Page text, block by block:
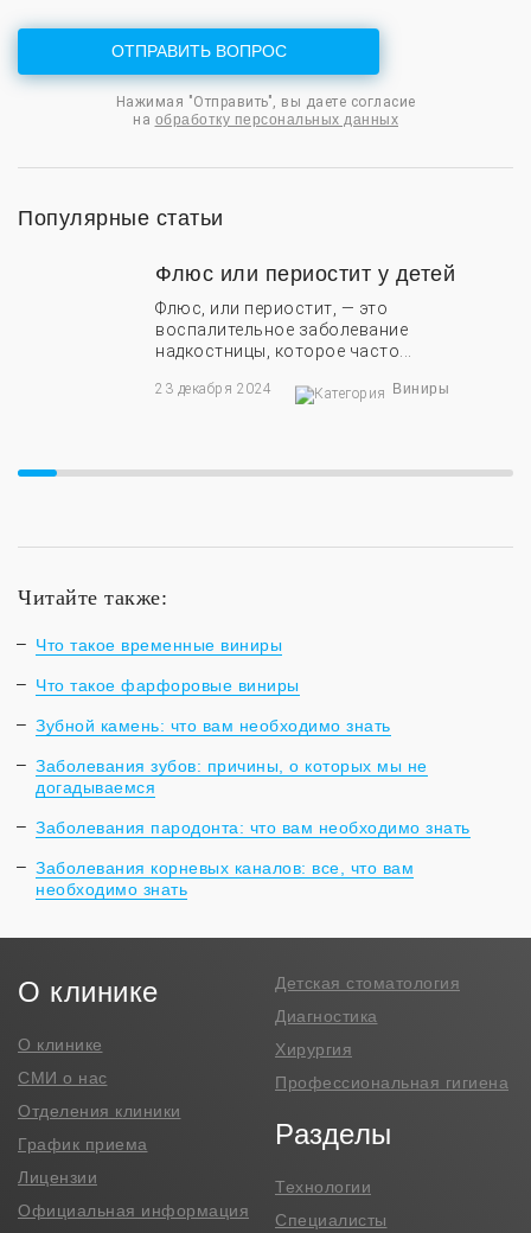
ОТПРАВИТЬ ВОПРОС
Нажимая "Отправить", вы даете согласие
на обработку персональных данных
Популярные статьи
Флюс или периостит у детей
Флюс, или периостит, — это
воспалительное заболевание
надкостницы, которое часто...
23 декабря 2024 Виниры
Читайте также:
Что такое временные виниры
Что такое фарфоровые виниры
Зубной камень: что вам необходимо знать
Заболевания зубов: причины, о которых мы не
догадываемся
Заболевания пародонта: что вам необходимо знать
Заболевания корневых каналов: все, что вам
необходимо знать
О клинике
О клинике
СМИ о нас
Отделения клиники
График приема
Лицензии
Официальная информация
Детская стоматология
Диагностика
Хирургия
Профессиональная гигиена
Разделы
Технологии
Специалисты